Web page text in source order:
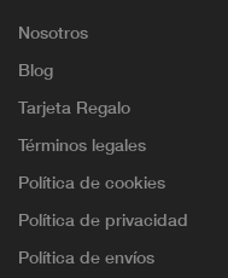
Nosotros
Blog
Tarjeta Regalo
Términos legales
Política de cookies
Política de privacidad
Política de envíos